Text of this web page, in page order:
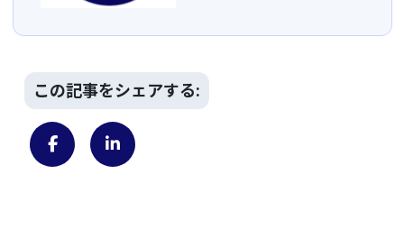
この記事をシェアする: